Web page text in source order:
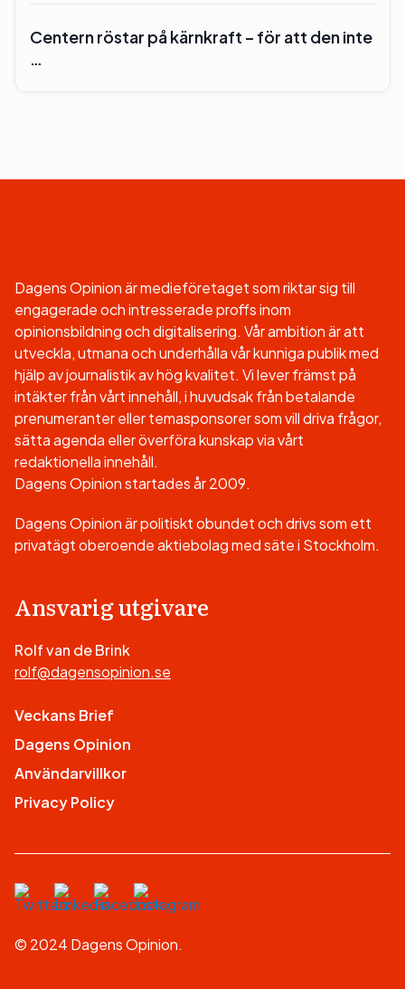
Centern röstar på kärnkraft – för att den inte
…
Dagens Opinion är medieföretaget som riktar sig till
engagerade och intresserade proffs inom
opinionsbildning och digitalisering. Vår ambition är att
utveckla, utmana och underhålla vår kunniga publik med
hjälp av journalistik av hög kvalitet. Vi lever främst på
intäkter från vårt innehåll, i huvudsak från betalande
prenumeranter eller temasponsorer som vill driva frågor,
sätta agenda eller överföra kunskap via vårt
redaktionella innehåll.
Dagens Opinion startades år 2009.
Dagens Opinion är politiskt obundet och drivs som ett
privatägt oberoende aktiebolag med säte i Stockholm.
Ansvarig utgivare
Rolf van de Brink
rolf@dagensopinion.se
Veckans Brief
Dagens Opinion
Användarvillkor
Privacy Policy
© 2024 Dagens Opinion.